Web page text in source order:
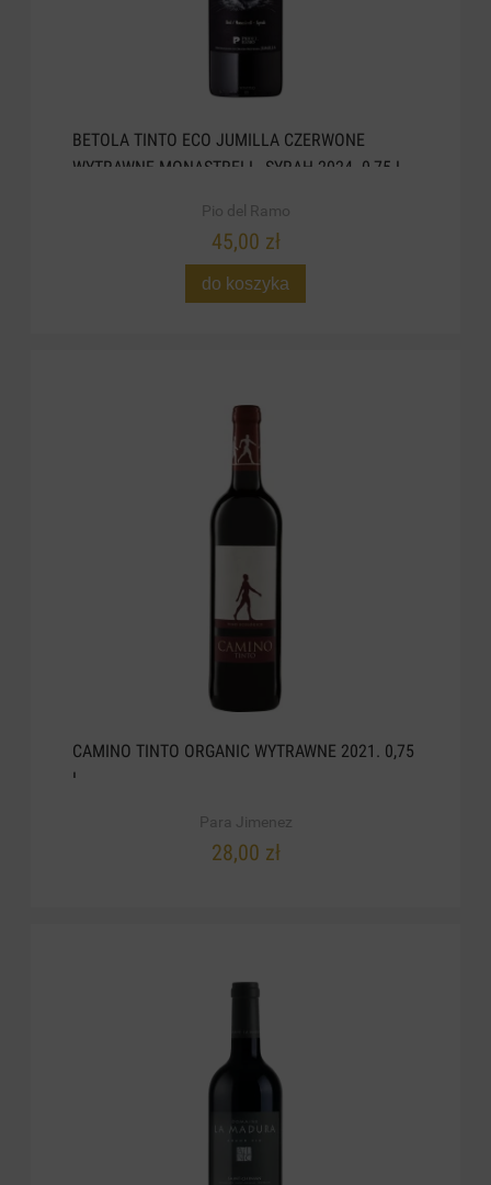
BETOLA TINTO ECO JUMILLA CZERWONE
WYTRAWNE MONASTRELL, SYRAH 2024. 0,75 L
Pio del Ramo
45,00 zł
do koszyka
CAMINO TINTO ORGANIC WYTRAWNE 2021. 0,75
L
Para Jimenez
28,00 zł